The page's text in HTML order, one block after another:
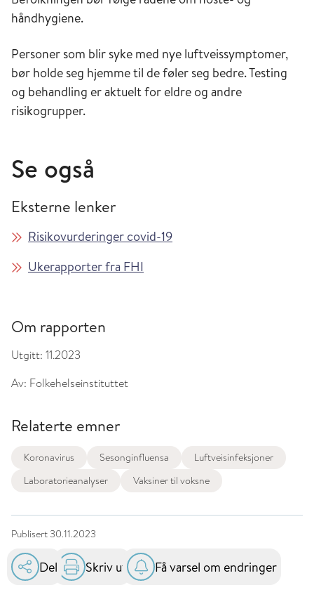
håndhygiene.
Personer som blir syke med nye luftveissymptomer,
bør holde seg hjemme til de føler seg bedre. Testing
og behandling er aktuelt for eldre og andre
risikogrupper.
Se også
Eksterne lenker
Risikovurderinger covid-19
Ukerapporter fra FHI
Om rapporten
Utgitt: 11.2023
Av: Folkehelseinstituttet
Relaterte emner
Koronavirus Sesonginfluensa
Luftveisinfeksjoner
Laboratorieanalyser
Vaksiner til voksne
Publisert 30.11.2023
Del Skriv ut Få varsel om endringer